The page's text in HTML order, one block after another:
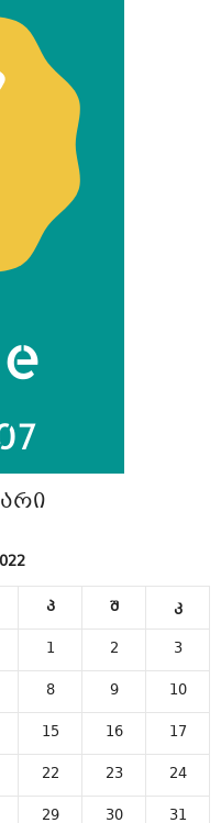
პ შ
კ
1
2
3
8 9
10
15 16
17
22 23
24
29 30 31